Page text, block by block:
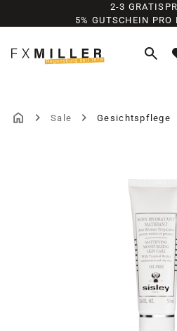
Zum Hauptinhalt springen
2-3
5% GUTSCHEIN PRO
Sale Gesichtspflege
Bildergalerie überspringen